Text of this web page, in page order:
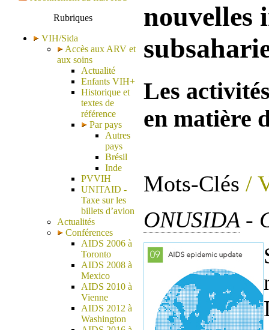
Rubriques
VIH/Sida
Accès aux ARV et
aux soins
Actualité
Enfants VIH+
Historique et
textes de
référence
Par pays
Autres
pays
Brésil
Inde
PVVIH
UNITAID -
Taxe sur les
billets d’avion
Actualités
Conférences
AIDS 2006 à
Toronto
AIDS 2008 à
Mexico
AIDS 2010 à
Vienne
AIDS 2012 à
Washington
nouvelles
Les
en matière
Mots-Clés /
ONUSIDA-